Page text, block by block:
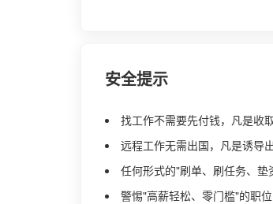
安全提示
找工作不需要先付钱，凡是收
远程工作无需出国，凡是诱导
任何形式的"刷单、刷任务、垫
警惕"高薪轻松、零门槛"的职位